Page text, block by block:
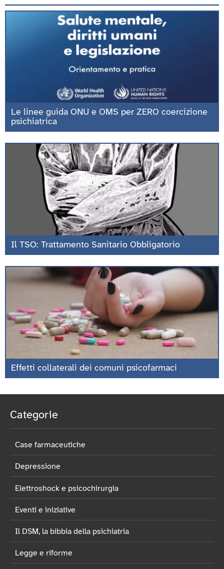
Le linee guida ONU e OMS per ZERO coercizione
psichiatrica
Il TSO: Trattamento Sanitario Obbligatorio
Effetti collaterali dei comuni psicofarmaci
Categorie
Case farmaceutiche
Depressione
Elettroshock e psicochirurgia
Eventi e iniziative
Il DSM, la bibbia della psichiatria
Legge e riforme